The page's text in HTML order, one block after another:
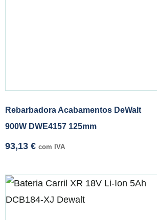
Rebarbadora Acabamentos DeWalt
900W DWE4157 125mm
93,13 € com IVA